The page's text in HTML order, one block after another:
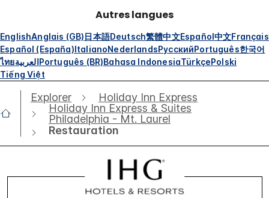
Autres langues
EnglishAnglais (GB)日本語Deutsch繁體中文Español中文Français
Español (España)ItalianoNederlandsРусскийPortuguês한국어
ไทยالعربيةPortuguês (BR)Bahasa IndonesiaTürkçePolski
Tiếng Việt
Explorer
Holiday Inn Express
Holiday Inn Express & Suites
Philadelphia - Mt. Laurel
Restauration